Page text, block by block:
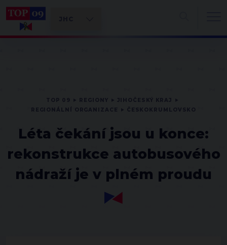
Léta čekání jsou u konce:
rekonstrukce autobusového
nádraží je v plném proudu